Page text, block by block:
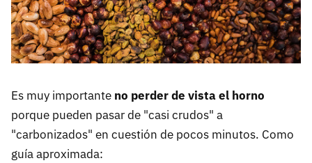
Es muy importante no perder de vista el horno
porque pueden pasar de "casi crudos" a
"carbonizados" en cuestión de pocos minutos. Como
guía aproximada: